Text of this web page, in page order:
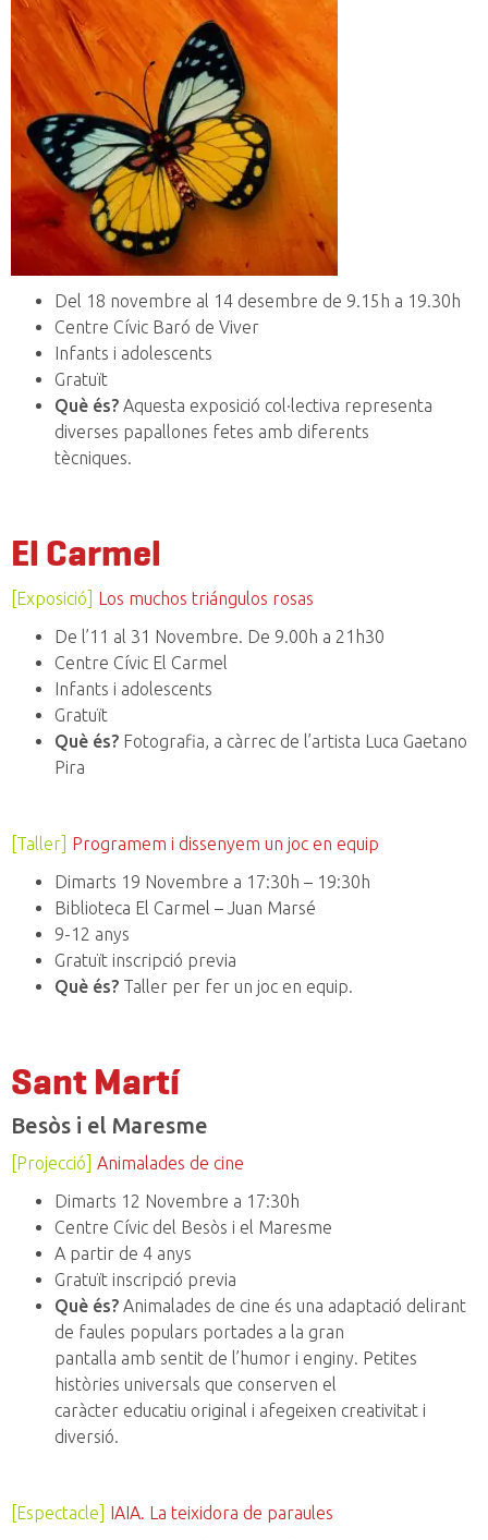
Del 18 novembre al 14 desembre de 9.15h a 19.30h
Centre Cívic Baró de Viver
Infants i adolescents
Gratuït
Què és? Aquesta exposició col·lectiva representa
diverses papallones fetes amb diferents
tècniques.
El Carmel
[Exposició]
Los muchos triángulos rosas
De l’11 al 31 Novembre. De 9.00h a 21h30
Centre Cívic El Carmel
Infants i adolescents
Gratuït
Què és? Fotografia, a càrrec de l’artista Luca Gaetano
Pira
[Taller]
Programem i dissenyem un joc en equip
Dimarts 19 Novembre a 17:30h – 19:30h
Biblioteca El Carmel – Juan Marsé
9-12 anys
Gratuït inscripció previa
Què és? Taller per fer un joc en equip.
Sant Martí
Besòs i el Maresme
[Projecció]
Animalades de cine
Dimarts 12 Novembre a 17:30h
Centre Cívic del Besòs i el Maresme
A partir de 4 anys
Gratuït inscripció previa
Què és? Animalades de cine és una adaptació delirant
de faules populars portades a la gran
pantalla amb sentit de l’humor i enginy. Petites
històries universals que conserven el
caràcter educatiu original i afegeixen creativitat i
diversió.
[Espectacle]
IAIA. La teixidora de paraules